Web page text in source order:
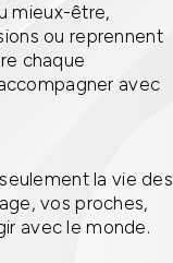
mieux-être,
ou reprennent
chaque
avec
la vie des
vos proches,
avec le monde.